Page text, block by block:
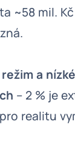
~58 mil.
a
– 2 % je
realitu